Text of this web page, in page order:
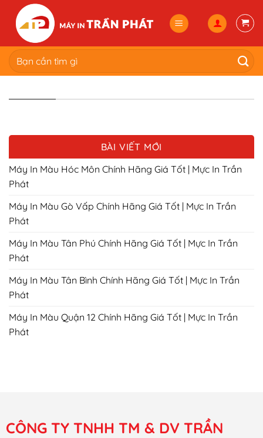
content
Tìm
kiếm:
BÀI VIẾT MỚI
Máy In Màu Hóc Môn Chính Hãng Giá Tốt | Mực In Trần
Phát
Máy In Màu Gò Vấp Chính Hãng Giá Tốt | Mực In Trần
Phát
Máy In Màu Tân Phú Chính Hãng Giá Tốt | Mực In Trần
Phát
Máy In Màu Tân Bình Chính Hãng Giá Tốt | Mực In Trần
Phát
Máy In Màu Quận 12 Chính Hãng Giá Tốt | Mực In Trần
Phát
CÔNG TY TNHH TM & DV TRẦN